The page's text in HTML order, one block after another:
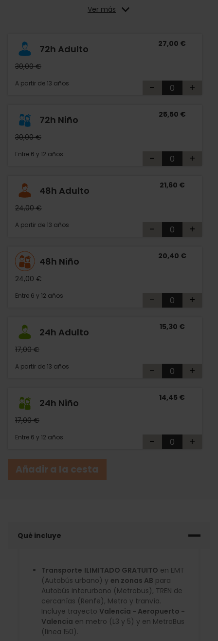
Ver más
72h Adulto
30,00 €
A partir de 13 años
27,00 €
- +
72h Niño
30,00 €
Entre 6 y 12 años
25,50 €
- +
48h Adulto
24,00 €
A partir de 13 años
21,60 €
- +
48h Niño
24,00 €
Entre 6 y 12 años
20,40 €
- +
24h Adulto
17,00 €
A partir de 13 años
15,30 €
- +
24h Niño
17,00 €
Entre 6 y 12 años
14,45 €
- +
Añadir a la cesta
Qué incluye
Transporte ILIMITADO GRATUITO en EMT
(Autobús urbano) y en zonas AB para
Autobús interurbano (Metrobus), TREN de
cercanías (Renfe), Metro y tranvía.
Incluye trayecto Valencia - Aeropuerto -
Valencia en metro (L3 y 5) y en MetroBus
(línea 150).